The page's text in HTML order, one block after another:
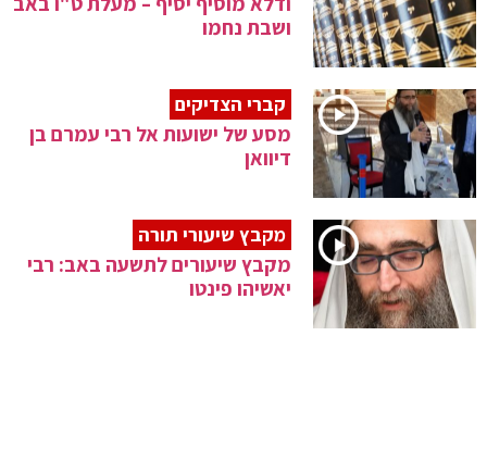
ושבת נחמו
קברי הצדיקים
מסע של ישועות אל רבי עמרם בן
דיוואן
מקבץ שיעורי תורה
מקבץ שיעורים לתשעה באב: רבי
יאשיהו פינטו